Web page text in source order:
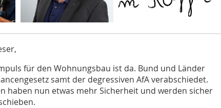
für den Wohnungsbau ist da. Bund und Länder
samt der degressiven AfA verabschiedet.
haben nun etwas mehr Sicherheit und werden sicher